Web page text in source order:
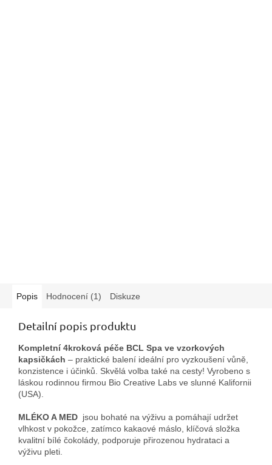
Popis Hodnocení (1) Diskuze
Detailní popis produktu
Kompletní 4kroková péče BCL Spa ve vzorkových
kapsičkách – praktické balení ideální pro vyzkoušení vůně,
konzistence i účinků. Skvělá volba také na cesty! Vyrobeno s
láskou rodinnou firmou Bio Creative Labs ve slunné Kalifornii
(USA).
MLÉKO A MED jsou bohaté na výživu a pomáhají udržet
vlhkost v pokožce, zatímco kakaové máslo, klíčová složka
kvalitní bílé čokolády, podporuje přirozenou hydrataci a
výživu pleti.